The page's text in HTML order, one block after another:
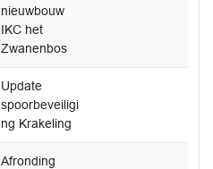
nieuwbouw
IKC het
Zwanenbos
Update
spoorbeveiligi
ng Krakeling
Afronding